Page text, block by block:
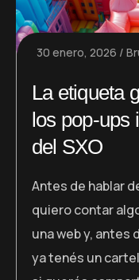
30 enero, 2026
La etiqueta
los pop-ups
del SXO
Antes de hablar
quiero contar
una web y, antes
ya tenés un